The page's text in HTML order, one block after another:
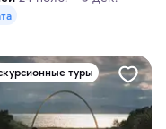
туры